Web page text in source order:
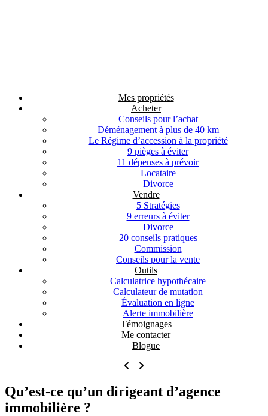
Mes propriétés
Acheter
Conseils pour l’achat
Déménagement à plus de 40 km
Le Régime d’accession à la propriété
9 pièges à éviter
11 dépenses à prévoir
Locataire
Divorce
Vendre
5 Stratégies
9 erreurs à éviter
Divorce
20 conseils pratiques
Commission
Conseils pour la vente
Outils
Calculatrice hypothécaire
Calculateur de mutation
Évaluation en ligne
Alerte immobilière
Témoignages
Me contacter
Blogue
Qu’est-ce qu’un dirigeant d’agence
immobilière ?